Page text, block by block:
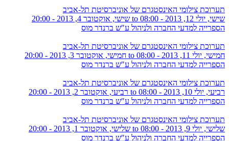
תערוכת צילומי האינסטגרם של אוניברסיטת תל-אביב
שישי, יולי 12, 2013 - 08:00
שישי, אוקטובר 4, 2013 - 20:00
הספרייה למדעי החברה ולניהול ע"ש ברנדר מוס
תערוכת צילומי האינסטגרם של אוניברסיטת תל-אביב
חמישי, יולי 11, 2013 - 08:00
חמישי, אוקטובר 3, 2013 - 20:00
הספרייה למדעי החברה ולניהול ע"ש ברנדר מוס
תערוכת צילומי האינסטגרם של אוניברסיטת תל-אביב
רביעי, יולי 10, 2013 - 08:00
רביעי, אוקטובר 2, 2013 - 20:00
הספרייה למדעי החברה ולניהול ע"ש ברנדר מוס
תערוכת צילומי האינסטגרם של אוניברסיטת תל-אביב
שלישי, יולי 9, 2013 - 08:00
שלישי, אוקטובר 1, 2013 - 20:00
הספרייה למדעי החברה ולניהול ע"ש ברנדר מוס